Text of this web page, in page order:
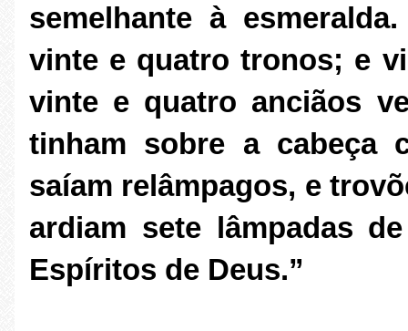
semelhante à
vinte e quatro tronos; e
vinte e quatro anciãos
tinham sobre a cabeça
saíam relâmpagos, e
ardiam sete lâmpadas
Espíritos de Deus.”